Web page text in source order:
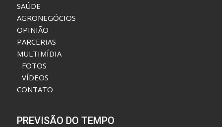
SAÚDE
AGRONEGÓCIOS
OPINIÃO
PARCERIAS
MULTIMÍDIA
FOTOS
VÍDEOS
CONTATO
PREVISÃO DO TEMPO